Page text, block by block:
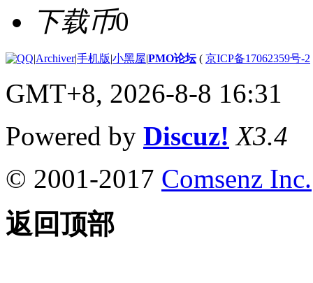
下载币0
|Archiver|手机版|小黑屋|PMO论坛( 京ICP备17062359号-2
GMT+8, 2026-8-8 16:31
Powered by Discuz! X3.4
© 2001-2017 Comsenz Inc.
返回顶部